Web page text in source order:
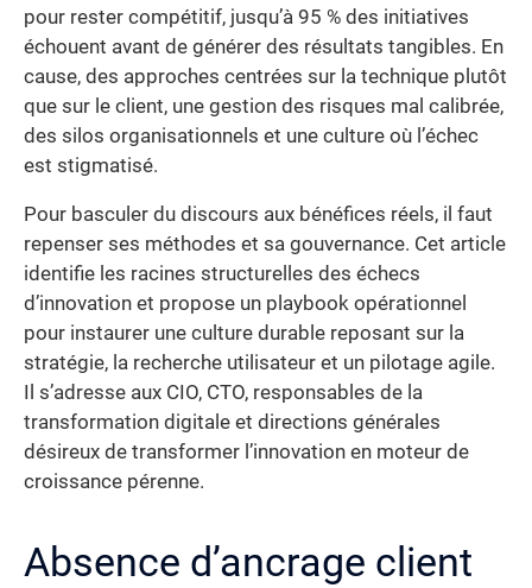
pour rester compétitif, jusqu’à 95 % des initiatives
échouent avant de générer des résultats tangibles. En
cause, des approches centrées sur la technique plutôt
que sur le client, une gestion des risques mal calibrée,
des silos organisationnels et une culture où l’échec
est stigmatisé.
Pour basculer du discours aux bénéfices réels, il faut
repenser ses méthodes et sa gouvernance. Cet article
identifie les racines structurelles des échecs
d’innovation et propose un playbook opérationnel
pour instaurer une culture durable reposant sur la
stratégie, la recherche utilisateur et un pilotage agile.
Il s’adresse aux CIO, CTO, responsables de la
transformation digitale et directions générales
désireux de transformer l’innovation en moteur de
croissance pérenne.
Absence d’ancrage client